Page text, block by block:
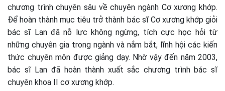
chương trình chuyên sâu về chuyên ngành Cơ xương khớp.
Để hoàn thành mục tiêu trở thành bác sĩ Cơ xương khớp giỏi
bác sĩ Lan đã nỗ lực không ngừng, tích cực học hỏi từ
những chuyên gia trong ngành và nắm bắt, lĩnh hội các kiến
thức chuyên môn được giảng dạy. Nhờ vậy đến năm 2003,
bác sĩ Lan đã hoàn thành xuất sắc chương trình bác sĩ
chuyên khoa II cơ xương khớp.